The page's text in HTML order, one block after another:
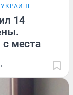
14
с места